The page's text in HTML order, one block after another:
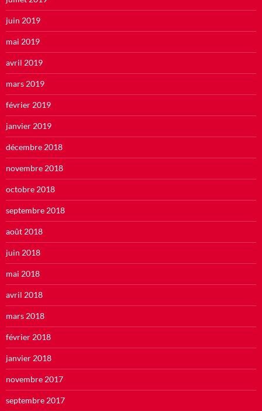
juin 2019
mai 2019
avril 2019
mars 2019
février 2019
janvier 2019
décembre 2018
novembre 2018
octobre 2018
septembre 2018
août 2018
juin 2018
mai 2018
avril 2018
mars 2018
février 2018
janvier 2018
novembre 2017
septembre 2017